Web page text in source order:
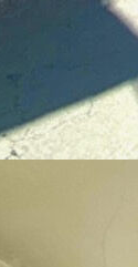
Nous contacter
Imprimer